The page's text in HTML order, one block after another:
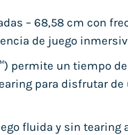
– 68,58 cm con
de juego
permite un tiempo
para disfrutar
fluida y sin